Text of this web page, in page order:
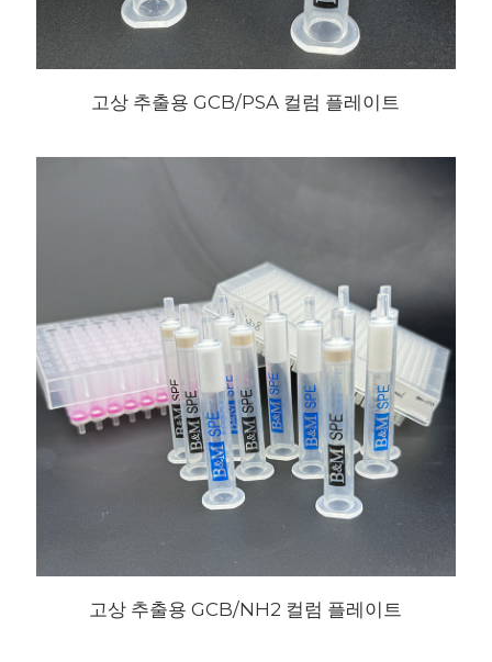
고상 추출용 GCB/PSA 컬럼 플레이트
고상 추출용 GCB/NH2 컬럼 플레이트